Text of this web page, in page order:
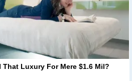
Luxury For Mere $1.6 Mil?